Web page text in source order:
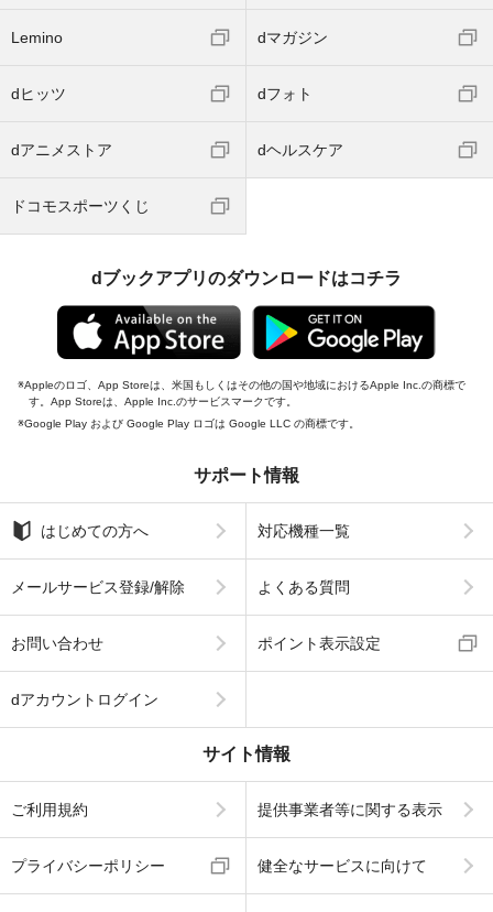
Lemino dマガジン
dヒッツ dフォト
dアニメストア dヘルスケア
ドコモスポーツくじ
dブックアプリのダウンロードはコチラ
Appleのロゴ、App Storeは、米国もしくはその他の国や地域におけるApple Inc.の商標で
す。App Storeは、Apple Inc.のサービスマークです。
Google Play および Google Play ロゴは Google LLC の商標です。
サポート情報
はじめての方へ 対応機種一覧
メールサービス登録/解除 よくある質問
お問い合わせ ポイント表示設定
dアカウントログイン
サイト情報
ご利用規約 提供事業者等に関する表示
プライバシーポリシー 健全なサービスに向けて